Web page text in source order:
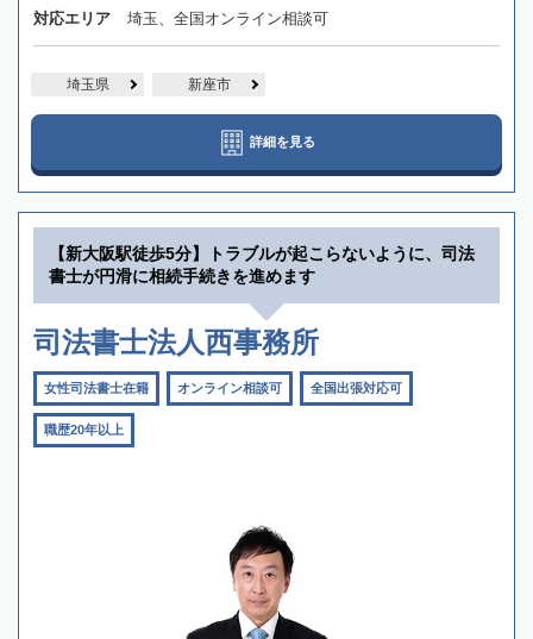
対応エリア 埼玉、全国オンライン相談可
埼玉県 新座市
詳細を見る
【新大阪駅徒歩5分】トラブルが起こらないように、司法
書士が円滑に相続手続きを進めます
司法書士法人西事務所
女性司法書士在籍 オンライン相談可 全国出張対応可
職歴20年以上